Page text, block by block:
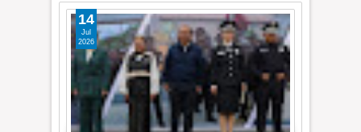
14
Jul
2026